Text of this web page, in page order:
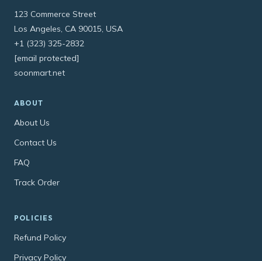
123 Commerce Street
Los Angeles, CA 90015, USA
+1 (323) 325-2832
[email protected]
soonmart.net
ABOUT
About Us
Contact Us
FAQ
Track Order
POLICIES
Refund Policy
Privacy Policy